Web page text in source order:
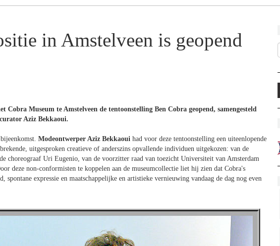
in Amstelveen is geopend
Cobra Museum te Amstelveen de tentoonstelling Ben Cobra geopend, samengesteld
Aziz Bekkaoui.
Modeontwerper Aziz Bekkaoui had voor deze tentoonstelling een uiteenlopende
uitgesproken creatieve of anderszins opvallende individuen uitgekozen: van de
choreograaf Uri Eugenio, van de voorzitter raad van toezicht Universiteit van Amsterdam
deze non-conformisten te koppelen aan de museumcollectie liet hij zien dat Cobra's
spontane expressie en maatschappelijke en artistieke vernieuwing vandaag de dag nog even